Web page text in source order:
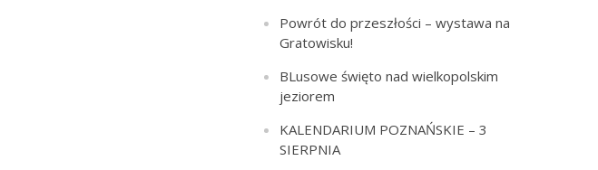
Powrót do przeszłości – wystawa na
Gratowisku!
BLusowe święto nad wielkopolskim
jeziorem
KALENDARIUM POZNAŃSKIE – 3
SIERPNIA